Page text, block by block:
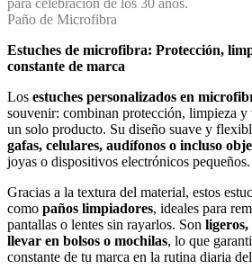
Paño de Microfibra
Estuches de microfibra: Protección,
constante de marca
Los estuches personalizados en
souvenir: combinan protección, limpieza y
un solo producto. Su diseño suave y
gafas, celulares, audífonos o incluso
joyas o dispositivos electrónicos pequeños.
Gracias a la textura del material, estos
como paños limpiadores, ideales para
pantallas o lentes sin rayarlos. Son ligeros,
llevar en bolsos o mochilas, lo que
constante de tu marca en la rutina diaria